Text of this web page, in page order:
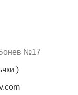
№17
)